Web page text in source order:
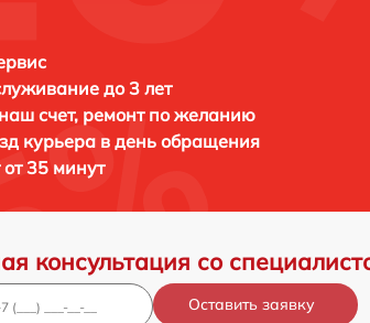
до 3 лет
счет, ремонт по желанию
курьера в день обращения
от 35 минут
консультация со
Оставить заявку